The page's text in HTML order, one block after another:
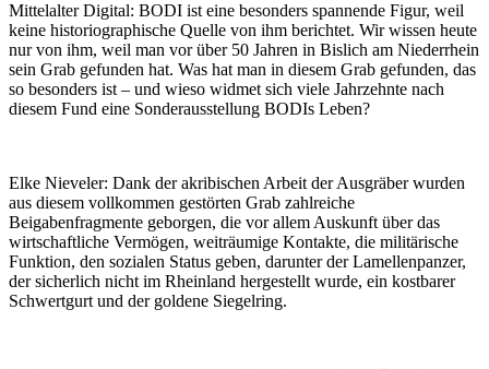
Mittelalter Digital: BODI ist eine besonders spannende Figur, weil
keine historiographische Quelle von ihm berichtet. Wir wissen heute
nur von ihm, weil man vor über 50 Jahren in Bislich am Niederrhein
sein Grab gefunden hat. Was hat man in diesem Grab gefunden, das
so besonders ist – und wieso widmet sich viele Jahrzehnte nach
diesem Fund eine Sonderausstellung BODIs Leben?
Elke Nieveler: Dank der akribischen Arbeit der Ausgräber wurden
aus diesem vollkommen gestörten Grab zahlreiche
Beigabenfragmente geborgen, die vor allem Auskunft über das
wirtschaftliche Vermögen, weiträumige Kontakte, die militärische
Funktion, den sozialen Status geben, darunter der Lamellenpanzer,
der sicherlich nicht im Rheinland hergestellt wurde, ein kostbarer
Schwertgurt und der goldene Siegelring.